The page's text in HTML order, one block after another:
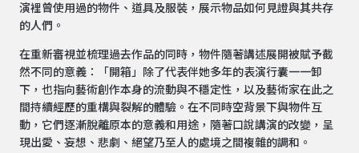
演裡曾使用過的物件、道具及服裝，展示物品如何見證與其共存
的人們。
在重新審視並梳理過去作品的同時，物件隨著講述展開被賦予截
然不同的意義：「開箱」除了代表伴她多年的表演行囊一一卸
下，也指向藝術創作本身的流動與不穩定性，以及藝術家在此之
間持續經歷的重構與裂解的體驗。在不同時空背景下與物件互
動，它們逐漸脫離原本的意義和用途，隨著口說講演的改變，呈
現出愛、妄想、悲劇、絕望乃至人的處境之間複雜的調和。